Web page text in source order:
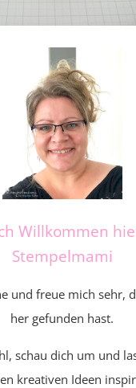
Willkommen
Stempelmami
und freue mich sehr,
her gefunden hast.
schau dich um und
kreativen Ideen